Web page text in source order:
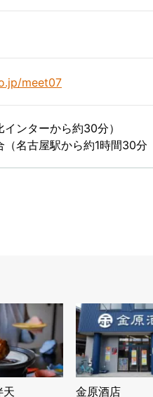
meet07
ンターから約30分）
（名古屋駅から約1時間30分
天 金原酒店